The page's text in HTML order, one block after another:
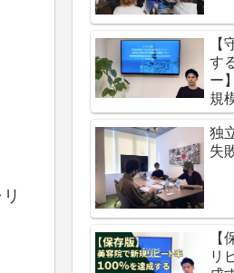
【
す
ー
規
独
失
【
リ